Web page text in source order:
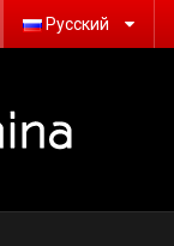
Русский